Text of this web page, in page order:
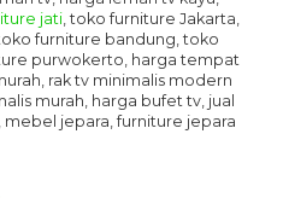
jati, toko furniture Jakarta,
furniture bandung, toko
purwokerto, harga tempat
rak tv minimalis modern
murah, harga bufet tv, jual
mebel jepara, furniture jepara